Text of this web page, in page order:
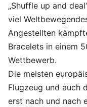
„Shuffle up and
viel
Angestellten
Bracelets in einem
Wettbewerb.
Die meisten
Flugzeug und auch
erst nach und nach